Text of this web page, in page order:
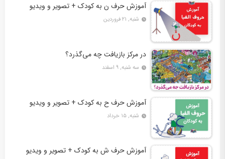
آموزش حرف ن به کودک + تصویر و ویدیو
شنبه, ۲۱ فروردین
در مرکز بازیافت چه می‌گذرد؟
سه شنبه, ۹ اسفند
آموزش حرف ح به کودک + تصویر و ویدیو
شنبه, ۱۵ خرداد
آموزش حرف ش به کودک + تصویر و ویدیو